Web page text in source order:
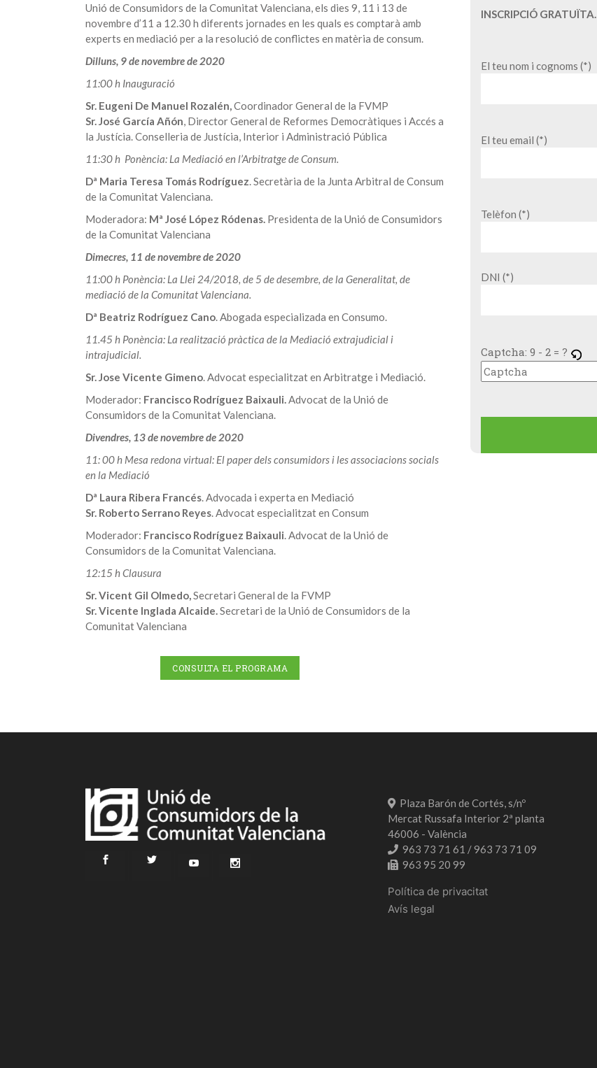
Unió de Consumidors de la Comunitat Valenciana, els dies 9, 11 i 13 de
novembre d’11 a 12.30 h diferents jornades en les quals es comptarà amb
experts en mediació per a la resolució de conflictes en matèria de consum.
Dilluns, 9 de novembre de 2020
11:00 h Inauguració
Sr. Eugeni De Manuel Rozalén,Coordinador General de la FVMP
Sr. José García Añón, Director General de Reformes Democràtiques i Accés a
la Justícia. Conselleria de Justícia, Interior i Administració Pública
11:30 h Ponència: La Mediació en l’Arbitratge de Consum.
Dª Maria Teresa Tomás Rodríguez. Secretària de la Junta Arbitral de Consum
de la Comunitat Valenciana.
Moderadora: Mª José López Ródenas. Presidenta de la Unió de Consumidors
de la Comunitat Valenciana
Dimecres, 11 de novembre de 2020
11:00 h Ponència: La Llei 24/2018, de 5 de desembre, de la Generalitat, de
mediació de la Comunitat Valenciana.
Dª Beatriz Rodríguez Cano. Abogada especializada en Consumo.
11.45 h Ponència: La realització pràctica de la Mediació extrajudicial i
intrajudicial.
Sr. Jose Vicente Gimeno. Advocat especialitzat en Arbitratge i Mediació.
Moderador: Francisco Rodríguez Baixauli.Advocat de la Unió de
Consumidors de la Comunitat Valenciana.
Divendres, 13 de novembre de 2020
11: 00 h Mesa redona virtual: El paper dels consumidors i les associacions socials
en la Mediació
Dª Laura Ribera Francés. Advocada i experta en Mediació
Sr. Roberto Serrano Reyes. Advocat especialitzat en Consum
Moderador: Francisco Rodríguez Baixauli. Advocat de la Unió de
Consumidors de la Comunitat Valenciana.
12:15 h Clausura
Sr. Vicent Gil Olmedo,Secretari General de la FVMP
Sr. Vicente Inglada Alcaide.Secretari de la Unió de Consumidors de la
Comunitat Valenciana
INSCRIPCIÓ GRATUÏTA.
El teu nom i cognoms (*)
El teu email (*)
Telèfon (*)
DNI (*)
Captcha: 9 - 2 = ?
CONSULTA EL PROGRAMA
Plaza Barón de Cortés, s/nº
Mercat Russafa Interior 2ª planta
46006 - València
963 73 71 61 / 963 73 71 09
963 95 20 99
Política de privacitat
Avís legal